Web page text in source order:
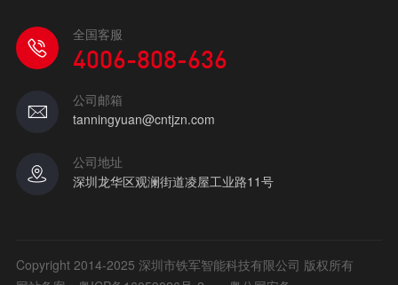
全国客服
4006-808-636
公司邮箱
tanningyuan@cntjzn.com
公司地址
深圳龙华区观澜街道凌屋工业路11号
Copyright 2014-2025 深圳市铁军智能科技有限公司 版权所有